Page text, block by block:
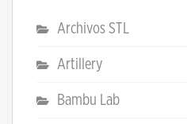
Archivos STL
Artillery
Bambu Lab